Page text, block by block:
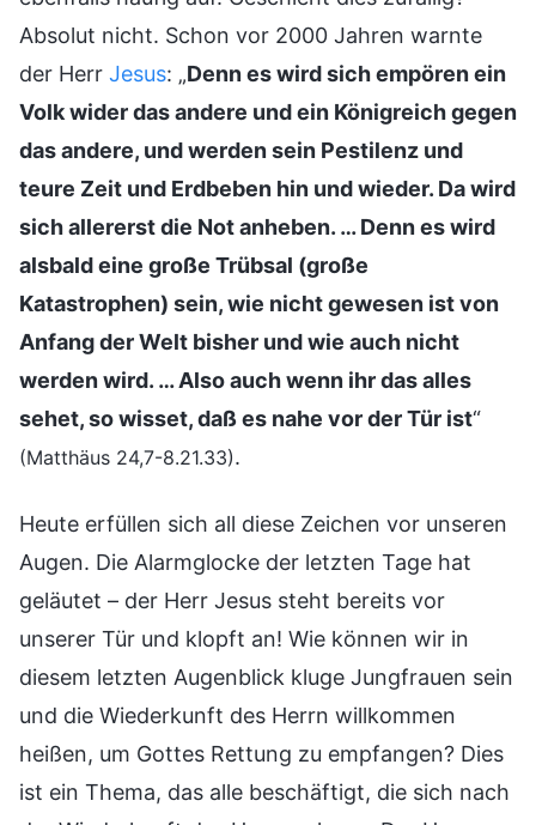
Absolut nicht. Schon vor 2000 Jahren warnte
der Herr Jesus: „Denn es wird sich empören ein
Volk wider das andere und ein Königreich gegen
das andere, und werden sein Pestilenz und
teure Zeit und Erdbeben hin und wieder. Da wird
sich allererst die Not anheben. … Denn es wird
alsbald eine große Trübsal (große
Katastrophen) sein, wie nicht gewesen ist von
Anfang der Welt bisher und wie auch nicht
werden wird. … Also auch wenn ihr das alles
sehet, so wisset, daß es nahe vor der Tür ist“
(Matthäus 24,7-8.21.33).
Heute erfüllen sich all diese Zeichen vor unseren
Augen. Die Alarmglocke der letzten Tage hat
geläutet – der Herr Jesus steht bereits vor
unserer Tür und klopft an! Wie können wir in
diesem letzten Augenblick kluge Jungfrauen sein
und die Wiederkunft des Herrn willkommen
heißen, um Gottes Rettung zu empfangen? Dies
ist ein Thema, das alle beschäftigt, die sich nach